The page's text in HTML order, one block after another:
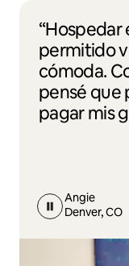
permitido
cómoda.
pensé que
pagar mis
Angie
Denver, CO